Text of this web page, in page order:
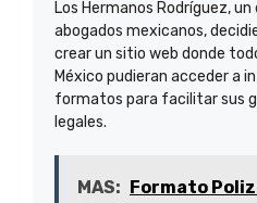
Los Hermanos Rodríguez,
abogados mexicanos,
crear un sitio web donde
México pudieran acceder a
formatos para facilitar sus
legales.
MAS: Formato